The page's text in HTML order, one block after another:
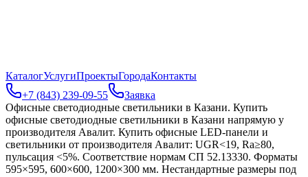
КаталогУслугиПроектыГородаКонтакты
+7 (843) 239-09-55
Заявка
Офисные светодиодные светильники в Казани. Купить
офисные светодиодные светильники в Казани напрямую у
производителя Авалит. Купить офисные LED-панели и
светильники от производителя Авалит: UGR<19, Ra≥80,
пульсация <5%. Соответствие нормам СП 52.13330. Форматы
595×595, 600×600, 1200×300 мм. Нестандартные размеры под